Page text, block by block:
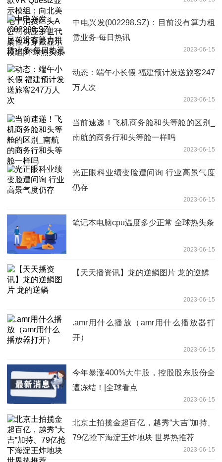
巨头A公司供应多世代柔性可穿戴显示模
组|环球热头条
中电兴发(002298.SZ)：目前没有算力租
赁业务-每日热讯
2023-06-15
动态：端午小长假 福建预计发送旅客247
万人次
2023-06-15
当前速递！飞机商务舱和头等舱的区别_
南航的商务行和头等舱一样吗
2023-06-15
光正眼科业绩变脸遭问询 行业高景气度
仍存
2023-06-15
笔记本电脑cpu温度多少正常 全球热头条
2023-06-15
【天天播资讯】龙的逆鳞图片 龙的逆鳞
2023-06-15
.amr用什么播放（amr用什么播放器打
开）
2023-06-15
今年暴涨400%大牛股，控股股东股份全
遭冻结！|全球看点
2023-06-15
北京土拍揽金超百亿，越秀“大吉”加持、
79亿抢下海淀王炸地块 世界热推荐
2023-06-15